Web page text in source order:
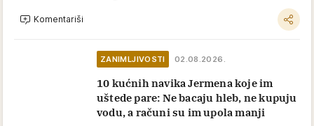
Komentariši
ZANIMLJIVOSTI 02.08.2026.
10 kućnih navika Jermena koje im
uštede pare: Ne bacaju hleb, ne kupuju
vodu, a računi su im upola manji